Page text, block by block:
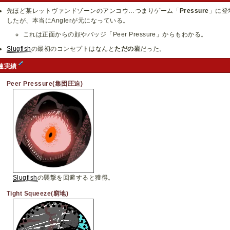
先ほど某レットヴァンドゾーンのアンコウ…つまりゲーム「 Pressure 」に
したが、本当にAnglerが元になっている。
これは正面からの顔やバッジ「Peer Pressure」からもわかる。
Slugfishの最初のコンセプトはなんとただの岩だった。
実績
Peer Pressure(集団圧迫)
Slugfishの襲撃を回避すると獲得。
Tight Squeeze(窮地)